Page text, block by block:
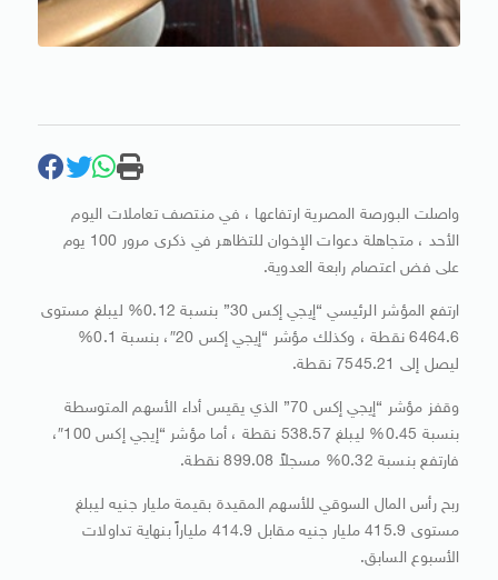
واصلت البورصة المصرية ارتفاعها ، في منتصف تعاملات اليوم
الأحد ، متجاهلة دعوات الإخوان للتظاهر في ذكرى مرور 100 يوم
على فض اعتصام رابعة العدوية.
ارتفع المؤشر الرئيسي “إيجي إكس 30” بنسبة 0.12% ليبلغ مستوى
6464.6 نقطة ، وكذلك مؤشر “إيجي إكس 20″، بنسبة 0.1%
ليصل إلى 7545.21 نقطة.
وقفز مؤشر “إيجي إكس 70” الذي يقيس أداء الأسهم المتوسطة
بنسبة 0.45% ليبلغ 538.57 نقطة ، أما مؤشر “إيجي إكس 100″،
فارتفع بنسبة 0.32% مسجلاً 899.08 نقطة.
ربح رأس المال السوقي للأسهم المقيدة بقيمة مليار جنيه ليبلغ
مستوى 415.9 مليار جنيه مقابل 414.9 ملياراً بنهاية تداولات
الأسبوع السابق.